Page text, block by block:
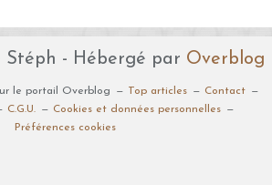
Stéph - Hébergé par Overblog
le portail Overblog Top articles
Contact
C.G.U.
Cookies et données personnelles
Préférences cookies